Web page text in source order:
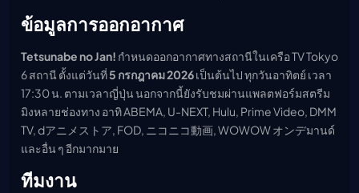
ข้อมูลการออกอากาศ
Tetsunabe no Jan! กำหนดออกอากาศทางสถานีในเครือ TV Tokyo
6 สถานี ตั้งแต่วันที่5 กรกฎาคม 2026เป็นต้นไป ทุกวันอาทิตย์ เวลา
17:30 น. ตามเวลาญี่ปุ่น นอกจากนี้ยังรับชมผ่านแพลตฟอร์มสตรีม
มิงหลายช่องทาง อาทิ ABEMA, U-NEXT, Hulu, Prime Video, DMM
TV, dアニメストア, FOD, ニコニコ動画, WOWOW オンデมานด์
และอื่น ๆ อีกมากมาย
ทีมงาน